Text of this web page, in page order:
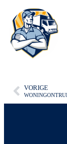
VORIGE